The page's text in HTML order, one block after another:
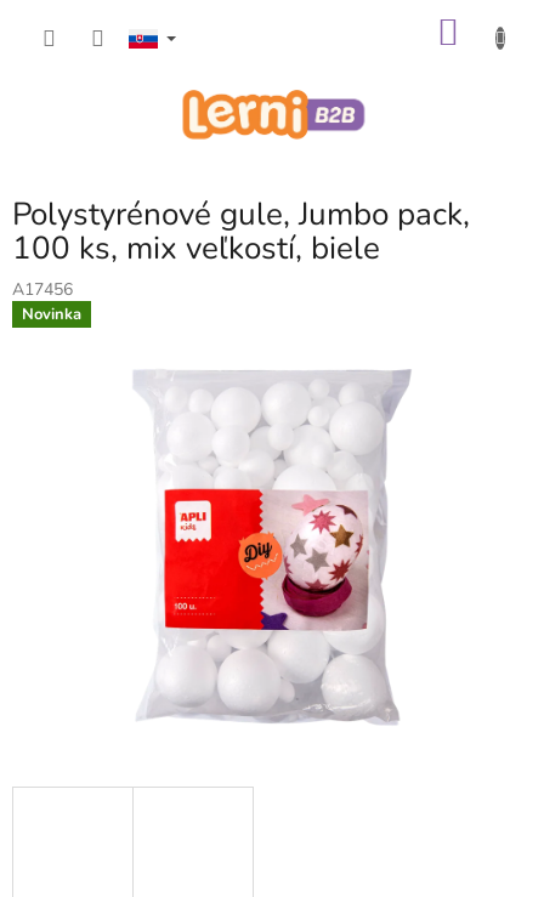
Polystyrénové gule, Jumbo pack,
100 ks, mix veľkostí, biele
A17456
Novinka